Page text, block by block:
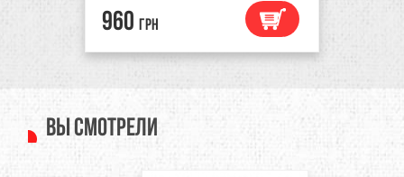
960 грн
Вы смотрели